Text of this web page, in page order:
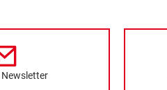
Newsletter